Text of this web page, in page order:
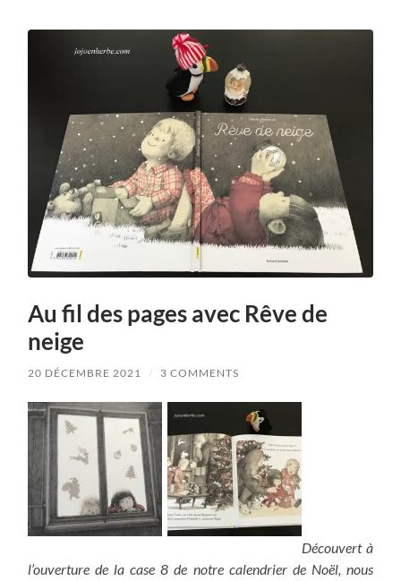
Au fil des pages avec Rêve de
neige
20 DÉCEMBRE 2021 / 3 COMMENTS
Découvert à
l’ouverture de la case 8 de notre calendrier de Noël, nous